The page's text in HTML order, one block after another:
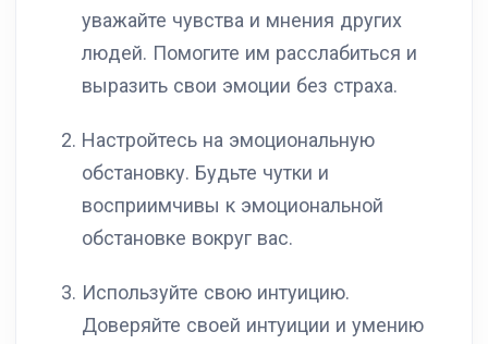
уважайте чувства и мнения других
людей. Помогите им расслабиться и
выразить свои эмоции без страха.
Настройтесь на эмоциональную
обстановку. Будьте чутки и
восприимчивы к эмоциональной
обстановке вокруг вас.
Используйте свою интуицию.
Доверяйте своей интуиции и умению